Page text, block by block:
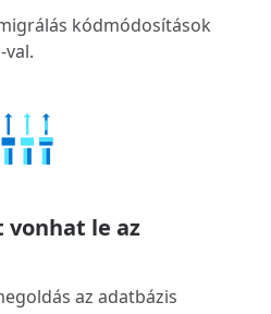
kódmódosítások
val.
vonhat le az
az adatbázis